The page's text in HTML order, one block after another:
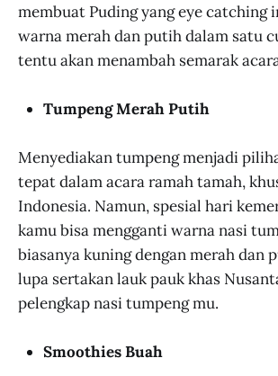
membuat Puding yang eye catching
warna merah dan putih dalam satu
tentu akan menambah semarak acara
Tumpeng Merah Putih
Menyediakan tumpeng menjadi
tepat dalam acara ramah tamah,
Indonesia. Namun, spesial hari
kamu bisa mengganti warna nasi
biasanya kuning dengan merah dan
lupa sertakan lauk pauk khas
pelengkap nasi tumpeng mu.
Smoothies Buah